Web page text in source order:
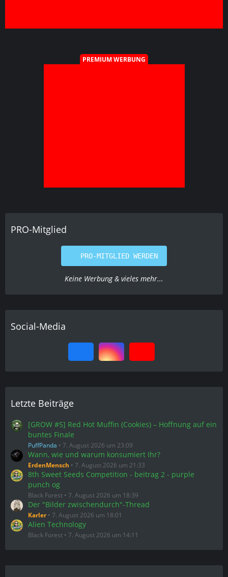
PREMIUM WERBUNG
PRO-Mitglied
PRO-MITGLIED WERDEN
Keine Werbung & vieles mehr...
Social-Media
Letzte Beiträge
[GROW #5] Red Hot Muffin (Cookies) – Hoffnung auf ein
buntes Finale
PuffPanda 7. August 2026 um 23:09
Wann, wie und warum konsumiert Ihr?
ErdenMensch 7. August 2026 um 21:33
8th Sweet Seeds Competition - beitrag 2 - purple
punch og
Black Forest 7. August 2026 um 18:39
Der "Bilder zwischendurch"-Thread
Karler 7. August 2026 um 18:01
Alien Technology
Black Forest 7. August 2026 um 14:11